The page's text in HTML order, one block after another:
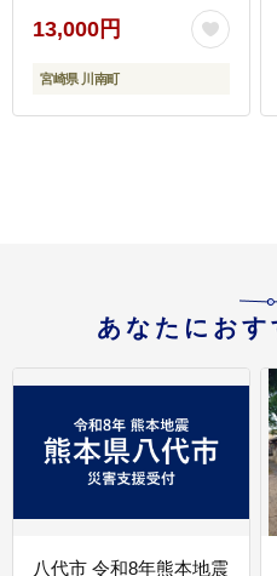
トジュース ペットボト
ル 健康 ヘルシー 】
[C07382]
13,000円
宮崎県 川南町
あなたにお
八代市 令和8年熊本地震